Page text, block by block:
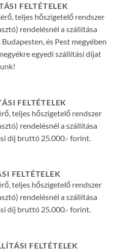
FELTÉTELEK
teljes hőszigetelő rendszer
rendelésnél a szállítása
és Pest megyében
egyedi szállítási díjat
FELTÉTELEK
teljes hőszigetelő rendszer
rendelésnél a szállítása
díj bruttó 25.000.- forint.
FELTÉTELEK
teljes hőszigetelő rendszer
rendelésnél a szállítása
díj bruttó 25.000.- forint.
FELTÉTELEK